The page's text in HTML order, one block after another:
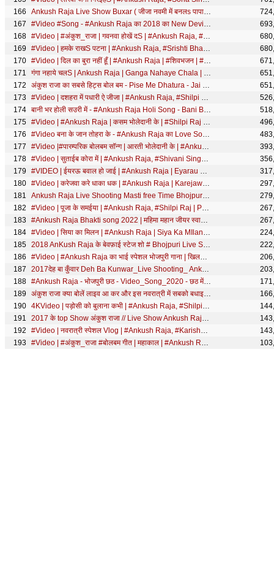
Ankush Raja Live Show Buxar ( जीजा नवमी में बनलs पापा) 2018 Ankush Raja Devi Geet New
#Video #Song - #Ankush Raja का 2018 का New Devi गीत - फुचका सरकल बाटे - Navratri Songs 2018
#Video | #अंकुश_राजा | गवनवा होखें दS | #Ankush Raja, #Shivani Singh | #Komal Singh | Bhojpuri Song
#Video | हमके राखS पटना | #Ankush Raja, #Srishti Bharti | #Muskan KT | Bhojpuri New Song
#Video | दिल का बुरा नहीं हूँ | #Ankush Raja | #शिवभजन | #Govindojha | Shiv Bhajan 2026
गंगा नहाये चलS | Ankush Raja | Ganga Nahaye Chala | महाकुम्भ 2025 | Mahakumbh Mela Song
अंकुश राजा का सबसे हिट्स बोल बम - Pise Me Dhatura - Jai Shiv Shankar -
#Video | दशहरा में पधारी ऐ जीजा | #Ankush Raja, #Shilpi Raj | Bhojpuri Navratri Song 2024
बानी भर होली सउरी में - #Ankush Raja Holi Song - Bani Bhar Holi Sauri - Bhojpuri Holi 2020
#Video | #Ankush Raja | कसम भोलेदानी के | #Shilpi Raj | Ft. #Komal Singh | Bhojpuri Bolbam Song
#Video बना के जान तोहरा के - #Ankush Raja का Love Song - Bana Ke Jaan Tohara Ke - Bhojpuri Song 2020
#Video |#पारम्परिक बोलबम सॉन्ग | आरती भोलेदानी के | #Ankush Raja | Bhojpuri Bhakti Song
#Video | सुताईब कोरा में | #Ankush Raja, #Shivani Singh | Ft. #Pallavi Giri | Bhojpuri Song New
#VIDEO | ईयरऊ बवाल हो जाई | #Ankush Raja | Eyarau Bawal Ho Jayi | Bhojpuri Holi Song 2022
#Video | करेजवा करे धाका धक | #Ankush Raja | Karejawa Kare Dhaka Dhak | Ft. #Muskan | Bhojpuri Song
Ankush Raja Live Shooting Masti free Time Bhojpuri gana Making
#Video | पूजा के समईया | #Ankush Raja, #Shilpi Raj | Puja Ke Samaiya | Bhojpuri Navratri Song 2025
#Ankush Raja Bhakti song 2022 | महिमा महान जीयर स्वामी जी के | Bhojpuri Bhajan Geet
#Video | सिया का मिलन | #Ankush Raja | Siya Ka MIlan | Bhakti Bhajan 2026
2018 AnKush Raja के बेवफ़ाई स्टेज शो # Bhojpuri Live Show (Kolkatta)
#Video | #Ankush Raja का भाई स्पेशल भोजपुरी गाना | खिलल रहो नाम हमारा भाई के | Bhojpuri Song New
2017देह बा कुँवार Deh Ba Kunwar_Live Shooting_ Ankush Raja _Devra Palat jata _
#Ankush Raja - भोजपुरी छठ - Video_Song_2020 - छठ में अबकी आवs ऐ रजऊ - Bhojpuri Chhath Geet 2020 -
अंकुश राजा क्या बोलें लाइव आ कर और इस नवरात्री में सबको बधाइ दे रहे हैं ये देखीए।।
4KVideo | पड़ोसी को बुलाना कभी | #Ankush Raja, #Shilpi Raj | Ft. #Shruti Singh | Bhojpuri New Song
2017 के top Show अंकुश राजा // Live Show Ankush Raja //
#Video | नवरात्री स्पेशल Vlog | #Ankush Raja, #Karishma Kakkar | #Anuradha Yadav | Navratri Song
#Video | #अंकुश_राजा #बोलबम गीत | महाकाल | #Ankush Raja | Mahakaal | Bhojpuri Bolbam Song